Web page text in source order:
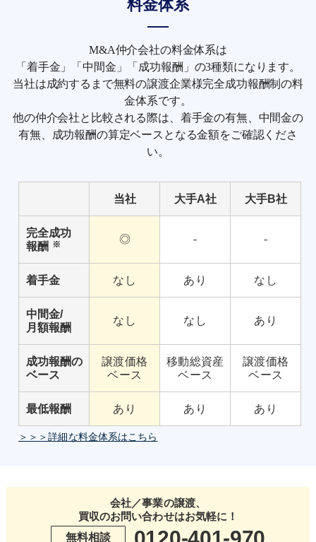
料金体系
M&A仲介会社の料金体系は
「着手金」「中間金」「成功報酬」の3種類になります。
当社は成約するまで無料の譲渡企業様完全成功報酬制の料
金体系です。
他の仲介会社と比較される際は、着手金の有無、中間金の
有無、成功報酬の算定ベースとなる金額をご確認くださ
い。
当社 大手A社 大手B社
完全成功
報酬 ※ ◎ - -
着手金 なし あり なし
中間金/
月額報酬
なし なし あり
成功報酬の
ベース
譲渡価格
ベース
移動総資産
ベース
譲渡価格
ベース
最低報酬 あり あり あり
＞＞＞詳細な料金体系はこちら
会社／事業の譲渡、
買収のお問い合わせはお気軽に！
無料相談